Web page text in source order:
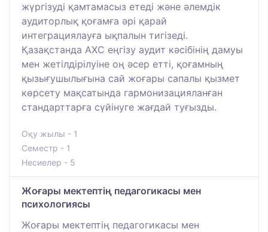
жүргізуді қамтамасыз етеді және әлемдік
аудиторлық қоғамға әрі қарай
интеграциялауға ықпалын тигізеді.
Қазақстанда АХС еңгізу аудит кәсібінің дамуы
мен жетілдірілуіне оң әсер етті, қоғамның
қызығушылығына сай жоғары сапалы қызмет
көрсету мақсатында гармонизацияланған
стандарттарға сүйінуге жағдай туғызды.
Оқу жылы - 1
Семестр - 1
Несиелер - 5
Жоғары мектептің педагогикасы мен
психологиясы
Жоғары мектептің педагогикасы мен